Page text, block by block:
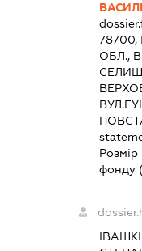
ОБЛ.,
Розмір
фонду